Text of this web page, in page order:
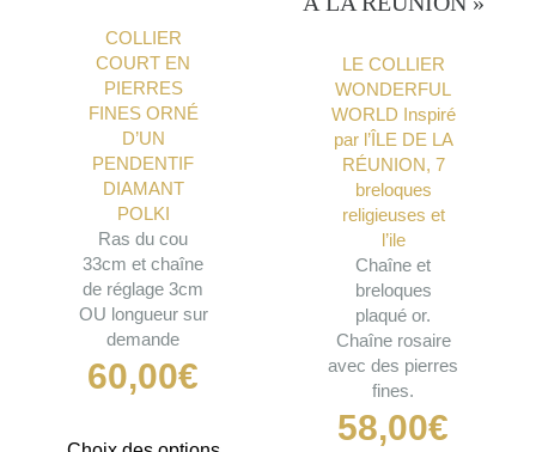
COLLIER
COURT EN
PIERRES
FINES ORNÉ
D’UN
PENDENTIF
DIAMANT
POLKI
Ras du cou
33cm et chaîne
de réglage 3cm
OU longueur sur
demande
60,00€
LE COLLIER
WONDERFUL
WORLD Inspiré
par l’ÎLE DE LA
RÉUNION, 7
breloques
religieuses et
l’ile
Chaîne et
breloques
plaqué or.
Chaîne rosaire
avec des pierres
fines.
58,00€